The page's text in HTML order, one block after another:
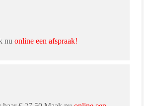
nu online een afspraak!